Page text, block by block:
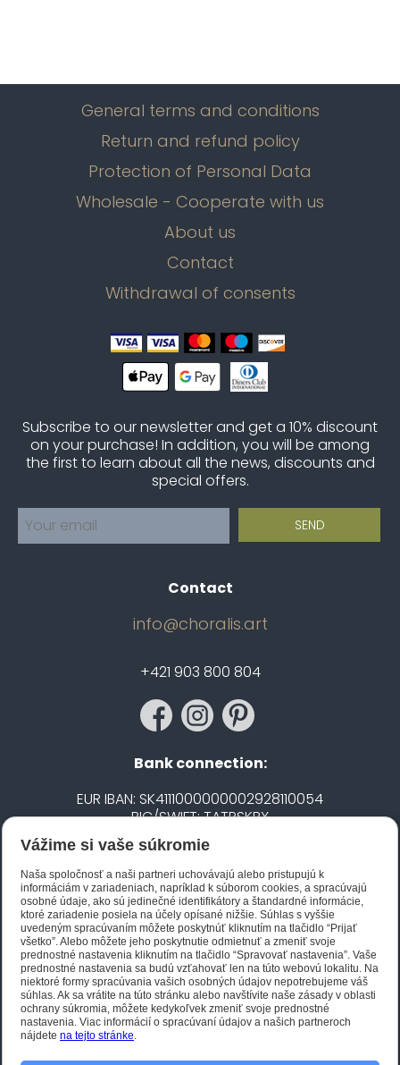
General terms and conditions
Return and refund policy
Protection of Personal Data
Wholesale - Cooperate with us
About us
Contact
Withdrawal of consents
Subscribe to our newsletter and get a 10% discount
on your purchase! In addition, you will be among
the first to learn about all the news, discounts and
special offers.
Contact
info@choralis.art
+421 903 800 804
Bank connection:
EUR IBAN: SK4111000000002928110054
BIC/SWIFT: TATRSKBX
CZK IBAN: CZ5020100000002101752606
BIC/SWIFT: FIOBCZPPXXX
Biano STAR
Vážime si vaše súkromie
Naša spoločnosť a naši partneri uchovávajú alebo pristupujú k
informáciám v zariadeniach, napríklad k súborom cookies, a spracúvajú
osobné údaje, ako sú jedinečné identifikátory a štandardné informácie,
ktoré zariadenie posiela na účely opísané nižšie. Súhlas s vyššie
uvedeným spracúvaním môžete poskytnúť kliknutím na tlačidlo “Prijať
všetko”. Alebo môžete jeho poskytnutie odmietnuť a zmeniť svoje
prednostné nastavenia kliknutím na tlačidlo “Spravovať nastavenia”. Vaše
prednostné nastavenia sa budú vzťahovať len na túto webovú lokalitu. Na
niektoré formy spracúvania vašich osobných údajov nepotrebujeme váš
súhlas. Ak sa vrátite na túto stránku alebo navštívite naše zásady v oblasti
ochrany súkromia, môžete kedykoľvek zmeniť svoje prednostné
nastavenia. Viac informácií o spracúvaní údajov a našich partneroch
nájdete na tejto stránke.